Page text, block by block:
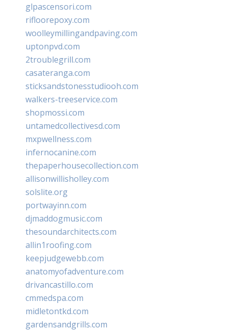
glpascensori.com
rifloorepoxy.com
woolleymillingandpaving.com
uptonpvd.com
2troublegrill.com
casateranga.com
sticksandstonesstudiooh.com
walkers-treeservice.com
shopmossi.com
untamedcollectivesd.com
mxpwellness.com
infernocanine.com
thepaperhousecollection.com
allisonwillisholley.com
solslite.org
portwayinn.com
djmaddogmusic.com
thesoundarchitects.com
allin1roofing.com
keepjudgewebb.com
anatomyofadventure.com
drivancastillo.com
cmmedspa.com
midletontkd.com
gardensandgrills.com